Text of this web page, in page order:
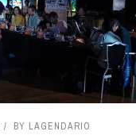
BY LAGENDARIO